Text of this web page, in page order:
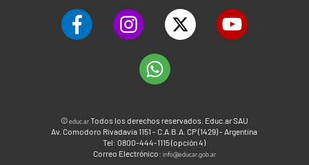
©educ.arTodos los derechos reservados. Educ.ar SAU
Av. Comodoro Rivadavia 1151 - C.A.B.A. CP (1429) - Argentina
Tel: 0800-444-1115 (opción 4)
Correo Electrónico: info@educar.gob.ar